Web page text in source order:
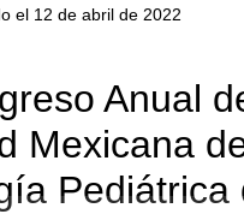
el 12 de abril de 2022
Anual
Mexicana
Pediátrica